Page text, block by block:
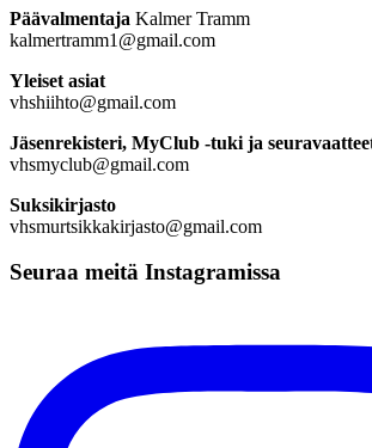
Päävalmentaja Kalmer Tramm
kalmertramm1@gmail.com
Yleiset asiat
vhshiihto@gmail.com
Jäsenrekisteri, MyClub -tuki ja
vhsmyclub@gmail.com
Suksikirjasto
vhsmurtsikkakirjasto@gmail.com
Seuraa meitä Instagramissa